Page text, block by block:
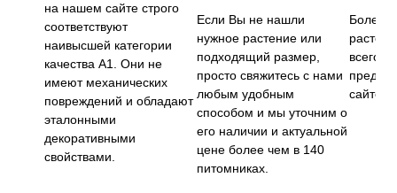
на нашем сайте строго
соответствуют
наивысшей категории
качества А1. Они не
имеют механических
повреждений и обладают
эталонными
декоративными
свойствами.
Если Вы не нашли
нужное растение или
подходящий размер,
просто свяжитесь с нами
любым удобным
способом и мы уточним о
его наличии и актуальной
цене более чем в 140
питомниках.
Более
всего
сайте.